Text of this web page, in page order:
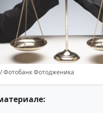
Фотобанк Фотодженика